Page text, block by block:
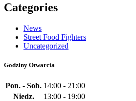
Categories
News
Street Food Fighters
Uncategorized
Godziny Otwarcia
Pon. - Sob. 14:00 - 21:00
Niedz.
13:00 - 19:00